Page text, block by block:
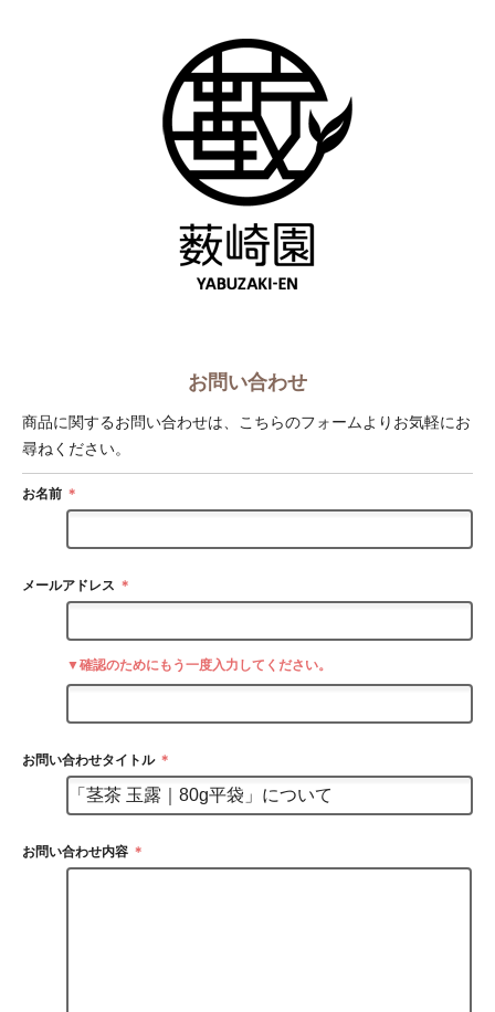
お問い合わせ
商品に関するお問い合わせは、こちらのフォームよりお気軽にお
尋ねください。
お名前 ＊
メールアドレス ＊
▼確認のためにもう一度入力してください。
お問い合わせタイトル ＊
お問い合わせ内容 ＊